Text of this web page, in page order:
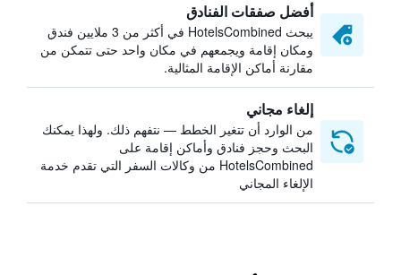
أفضل صفقات الفنادق
يبحث HotelsCombined في أكثر من 3 ملايين فندق
ومكان إقامة ويجمعهم في مكان واحد حتى تتمكن من
مقارنة أماكن الإقامة المثالية.
إلغاء مجاني
من الوارد أن تتغير الخطط — نتفهم ذلك. ولهذا يمكنك
البحث وحجز فنادق وأماكن إقامة على
HotelsCombined من وكالات السفر التي تقدم خدمة
الإلغاء المجاني